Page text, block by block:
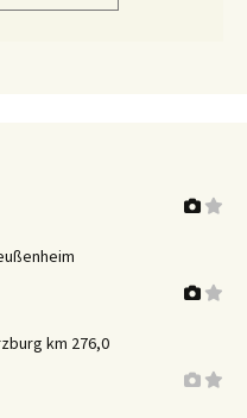
km 276,0